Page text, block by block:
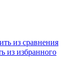
из сравнения
из избранного